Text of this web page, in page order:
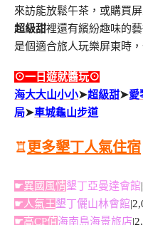
來訪能放鬆午茶，或購買
超級甜裡還有繽紛趣味的
是個適合旅人玩樂屏東時
⊙一日遊就醬玩⊙
海大大山小小➤超級甜➤愛
局➤車城龜山步道
♖ 更多墾丁人氣住宿
☛異國風情墾丁亞曼達會館
☛人氣王墾丁儷山林會館
☛高CP值海南島海景旅店